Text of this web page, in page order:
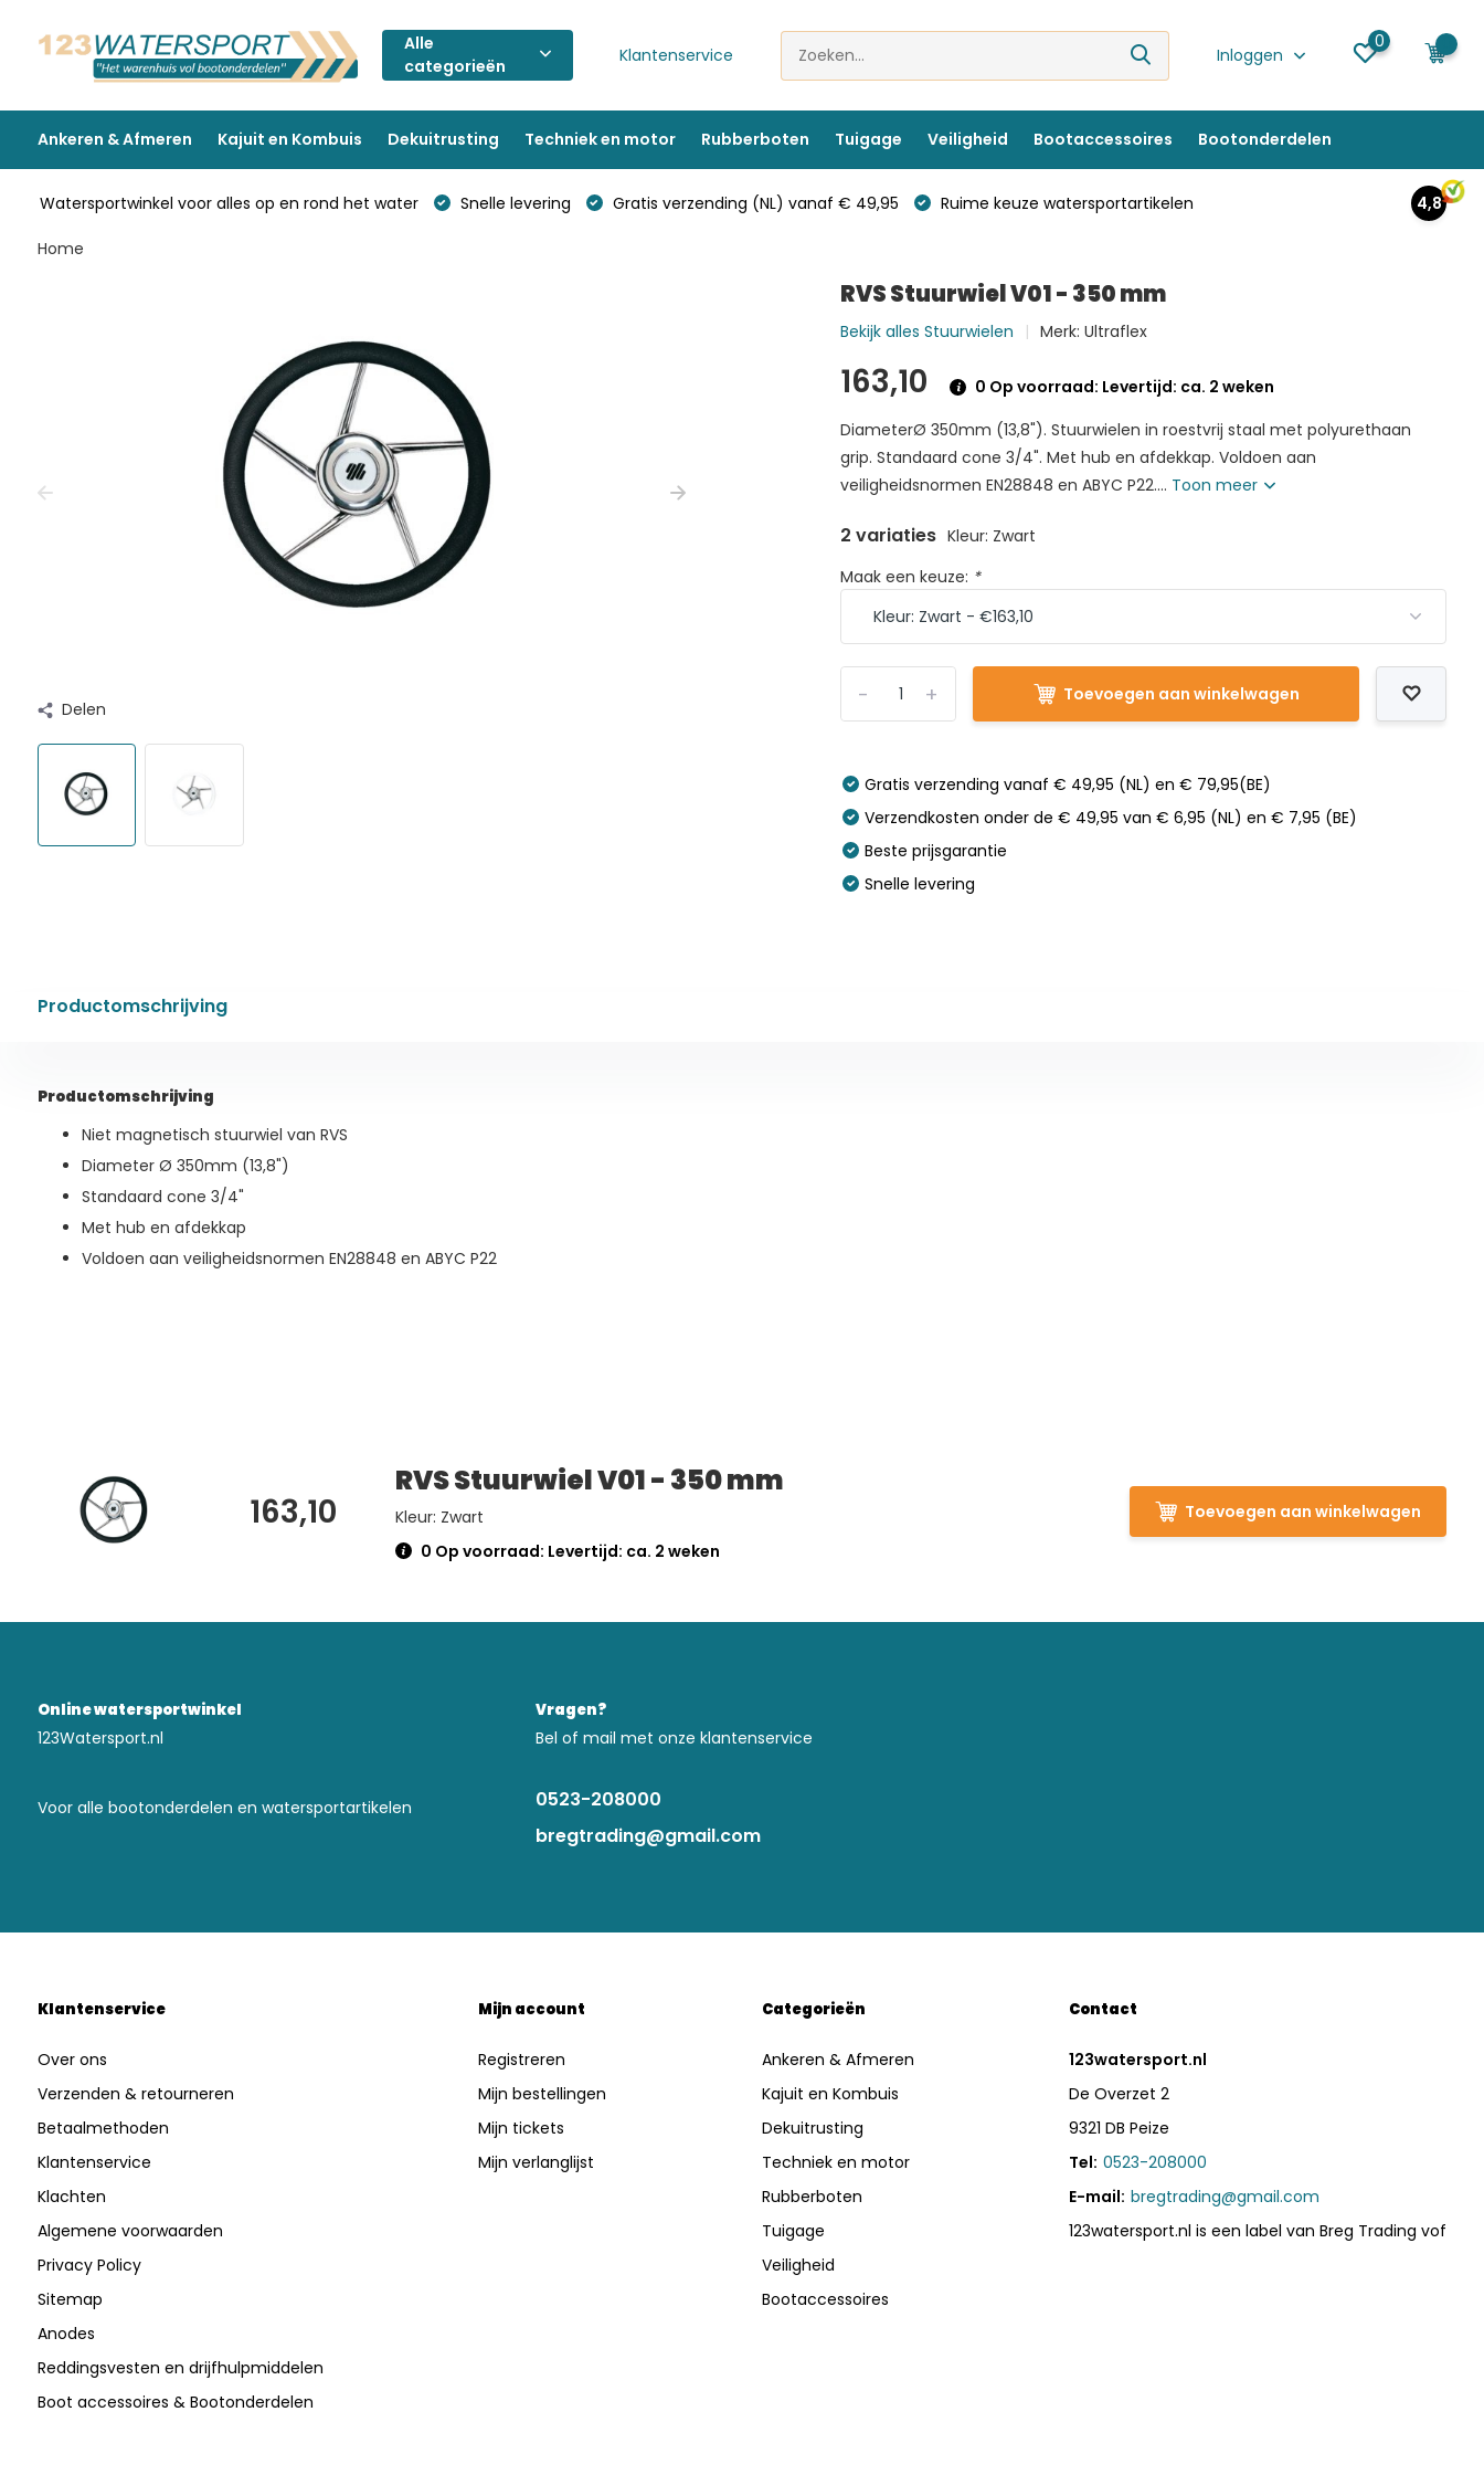
Alle
categorieën
Klantenservice Inloggen
0
Ankeren & Afmeren Kajuit en Kombuis Dekuitrusting Techniek en motor Rubberboten Tuigage Veiligheid Bootaccessoires Bootonderdelen
Watersportwinkel voor alles op en rond het water Snelle levering Gratis verzending (NL) vanaf € 49,95 Ruime keuze watersportartikelen 4,8
Home
Delen
RVS Stuurwiel V01 - 350 mm
Bekijk alles Stuurwielen Merk:Ultraflex
163,10
0 Op voorraad: Levertijd: ca. 2 weken
DiameterØ 350mm (13,8"). Stuurwielen in roestvrij staal met polyurethaan
grip. Standaard cone 3/4". Met hub en afdekkap. Voldoen aan
veiligheidsnormen EN28848 en ABYC P22.... Toon meer
2 variaties Kleur: Zwart
Maak een keuze: *
+
- Toevoegen aan winkelwagen
Gratis verzending vanaf € 49,95 (NL) en € 79,95(BE)
Verzendkosten onder de € 49,95 van € 6,95 (NL) en € 7,95 (BE)
Beste prijsgarantie
Snelle levering
Productomschrijving
Productomschrijving
Niet magnetisch stuurwiel van RVS
Diameter Ø 350mm (13,8")
Standaard cone 3/4"
Met hub en afdekkap
Voldoen aan veiligheidsnormen EN28848 en ABYC P22
163,10
RVS Stuurwiel V01 - 350 mm
Kleur: Zwart
0 Op voorraad: Levertijd: ca. 2 weken
Toevoegen aan winkelwagen
Online watersportwinkel
123Watersport.nl
Voor alle bootonderdelen en watersportartikelen
Vragen?
Bel of mail met onze klantenservice
0523-208000
bregtrading@gmail.com
Klantenservice
Over ons
Verzenden & retourneren
Betaalmethoden
Klantenservice
Klachten
Algemene voorwaarden
Privacy Policy
Sitemap
Anodes
Reddingsvesten en drijfhulpmiddelen
Boot accessoires & Bootonderdelen
Mijn account
Registreren
Mijn bestellingen
Mijn tickets
Mijn verlanglijst
Categorieën
Ankeren & Afmeren
Kajuit en Kombuis
Dekuitrusting
Techniek en motor
Rubberboten
Tuigage
Veiligheid
Bootaccessoires
Contact
123watersport.nl
De Overzet 2
9321 DB Peize
Tel: 0523-208000
E-mail: bregtrading@gmail.com
123watersport.nl is een label van Breg Trading vof